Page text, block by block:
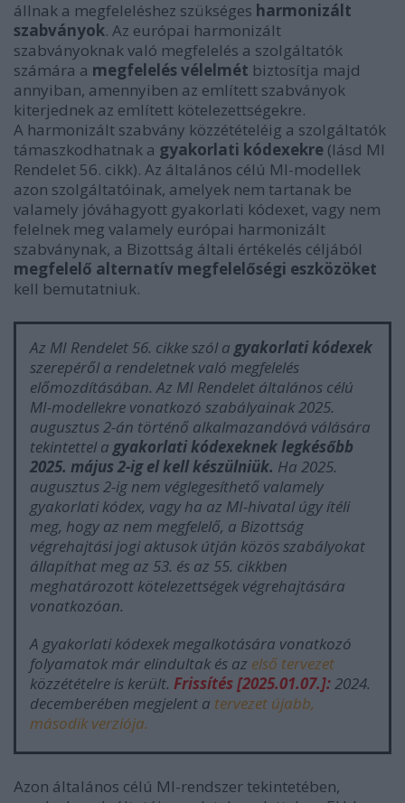
állnak a megfeleléshez szükséges harmonizált
szabványok. Az európai harmonizált
szabványoknak való megfelelés a szolgáltatók
számára a megfelelés vélelmét biztosítja majd
annyiban, amennyiben az említett szabványok
kiterjednek az említett kötelezettségekre.
A harmonizált szabvány közzétételéig a szolgáltatók
támaszkodhatnak a gyakorlati kódexekre (lásd MI
Rendelet 56. cikk). Az általános célú MI-modellek
azon szolgáltatóinak, amelyek nem tartanak be
valamely jóváhagyott gyakorlati kódexet, vagy nem
felelnek meg valamely európai harmonizált
szabványnak, a Bizottság általi értékelés céljából
megfelelő alternatív megfelelőségi eszközöket
kell bemutatniuk.
Az MI Rendelet 56. cikke szól a gyakorlati kódexek
szerepéről a rendeletnek való megfelelés
előmozdításában. Az MI Rendelet általános célú
MI-modellekre vonatkozó szabályainak 2025.
augusztus 2-án történő alkalmazandóvá válására
tekintettel a gyakorlati kódexeknek legkésőbb
2025. május 2-ig el kell készülniük. Ha 2025.
augusztus 2-ig nem véglegesíthető valamely
gyakorlati kódex, vagy ha az MI-hivatal úgy ítéli
meg, hogy az nem megfelelő, a Bizottság
végrehajtási jogi aktusok útján közös szabályokat
állapíthat meg az 53. és az 55. cikkben
meghatározott kötelezettségek végrehajtására
vonatkozóan.
A gyakorlati kódexek megalkotására vonatkozó
folyamatok már elindultak és az első tervezet
közzétételre is került. Frissítés [2025.01.07.]:2024.
decemberében megjelent a tervezet újabb,
második verziója.
Azon általános célú MI-rendszer tekintetében,